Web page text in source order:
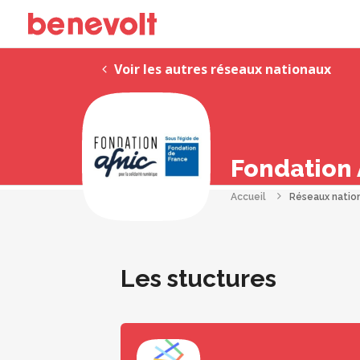
Voir les autres réseaux nationaux
Fondation
Accueil Réseaux
Les stuctures